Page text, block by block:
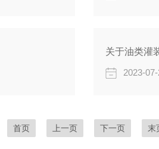
关于油类灌
2023-
首页 上一页 下一页 末